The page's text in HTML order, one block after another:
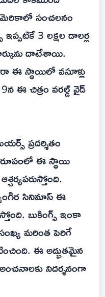
సంచలనం
3 లక్షల డాలర్ల
దాటేశాయి.
ఈ స్థాయిలో వసూళ్లు
ఈ చిత్రం వరల్డ్ వైడ్
ప్రదర్శితం
రూపంలో ఈ స్థాయి
సినిమాస్ ఈ
బుకింగ్స్ ఇంకా
మరింత పెరిగే
ఈ అద్భుతమైన
నిదర్శనంగా